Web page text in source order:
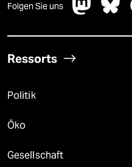
Folgen Sie uns
Ressorts
Politik
Öko
Gesellschaft